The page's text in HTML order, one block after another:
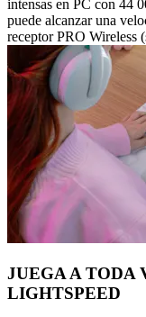
intensas en PC con
puede alcanzar una
receptor PRO Wireless
JUEGA A TODA
LIGHTSPEED